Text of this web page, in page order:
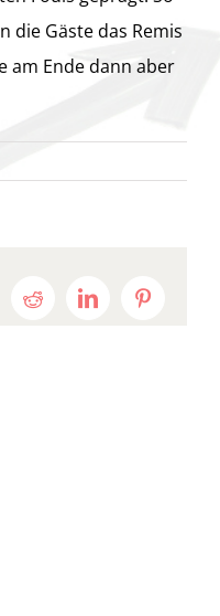
die Gäste das Remis
am Ende dann aber
RedditLinkedInPinterest